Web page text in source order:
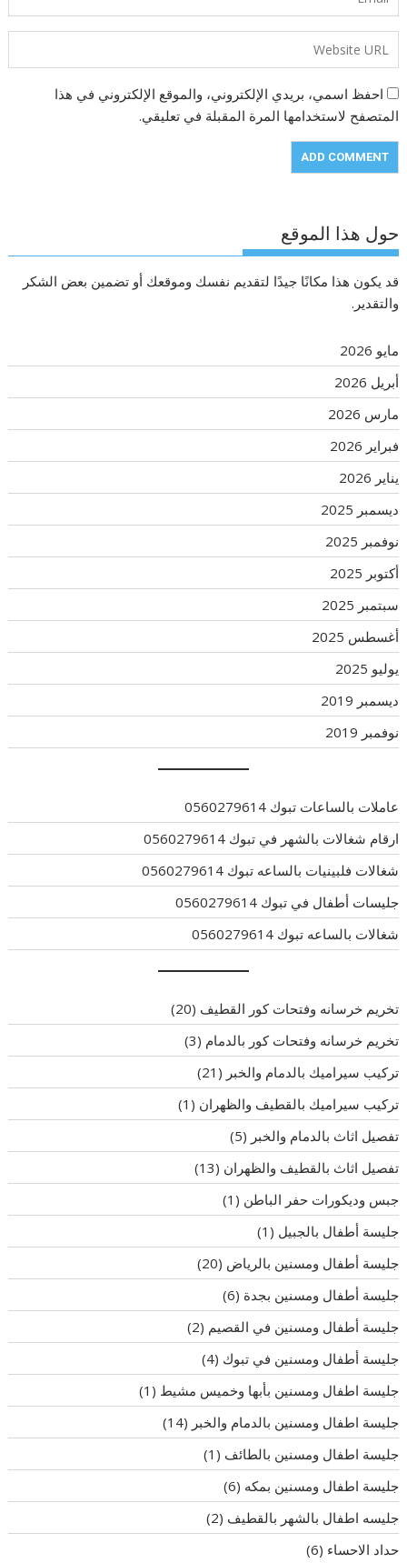
احفظ اسمي، بريدي الإلكتروني، والموقع الإلكتروني في هذا
المتصفح لاستخدامها المرة المقبلة في تعليقي.
حول هذا الموقع
قد يكون هذا مكانًا جيدًا لتقديم نفسك وموقعك أو تضمين بعض الشكر
والتقدير.
مايو 2026
أبريل 2026
مارس 2026
فبراير 2026
يناير 2026
ديسمبر 2025
نوفمبر 2025
أكتوبر 2025
سبتمبر 2025
أغسطس 2025
يوليو 2025
ديسمبر 2019
نوفمبر 2019
عاملات بالساعات تبوك 0560279614
ارقام شغالات بالشهر في تبوك 0560279614
شغالات فلبينيات بالساعه تبوك 0560279614
جليسات أطفال في تبوك 0560279614
شغالات بالساعه تبوك 0560279614
تخريم خرسانه وفتحات كور القطيف (20)
تخريم خرسانه وفتحات كور بالدمام (3)
تركيب سيراميك بالدمام والخبر (21)
تركيب سيراميك بالقطيف والظهران (1)
تفصيل اثاث بالدمام والخبر (5)
تفصيل اثاث بالقطيف والظهران (13)
جبس وديكورات حفر الباطن (1)
جليسة أطفال بالجبيل (1)
جليسة أطفال ومسنين بالرياض (20)
جليسة أطفال ومسنين بجدة (6)
جليسة أطفال ومسنين في القصيم (2)
جليسة أطفال ومسنين في تبوك (4)
جليسة اطفال ومسنين بأبها وخميس مشيط (1)
جليسة اطفال ومسنين بالدمام والخبر (14)
جليسة اطفال ومسنين بالطائف (1)
جليسة اطفال ومسنين بمكه (6)
جليسه اطفال بالشهر بالقطيف (2)
حداد الاحساء (6)